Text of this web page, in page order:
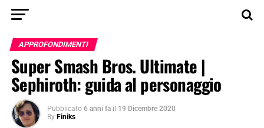
APPROFONDIMENTI
Super Smash Bros. Ultimate |
Sephiroth: guida al personaggio
Pubblicato 6 anni fa il 19 Dicembre 2020
By Finiks